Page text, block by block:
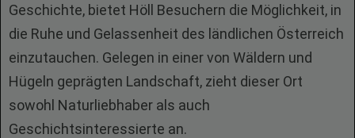
Geschichte, bietet Höll Besuchern die Möglichkeit, in
die Ruhe und Gelassenheit des ländlichen Österreich
einzutauchen. Gelegen in einer von Wäldern und
Hügeln geprägten Landschaft, zieht dieser Ort
sowohl Naturliebhaber als auch
Geschichtsinteressierte an.